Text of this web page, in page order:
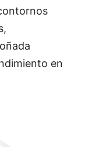
en